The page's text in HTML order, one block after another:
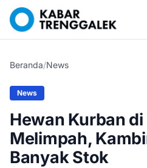
Beranda/News
News
Hewan Kurban
Melimpah,
Banyak Stok